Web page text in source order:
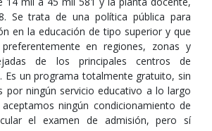
Se trata de una política pública para
en la educación de tipo superior y que
en regiones, zonas y
de los principales centros de
Es un programa totalmente gratuito, sin
por ningún servicio educativo a lo largo
ningún condicionamiento de
el examen de admisión, pero sí